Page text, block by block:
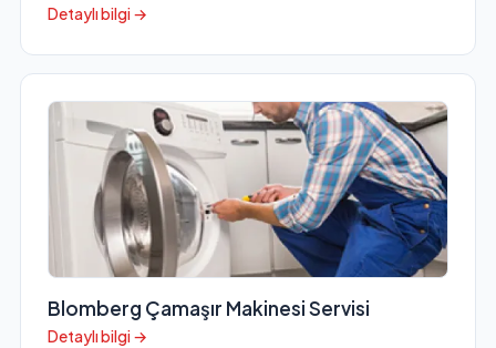
Detaylı bilgi →
Blomberg Çamaşır Makinesi Servisi
Detaylı bilgi →